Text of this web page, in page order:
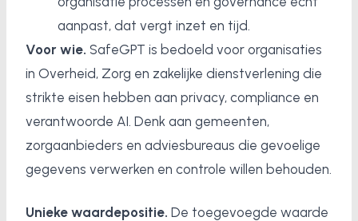
aanpast, dat vergt inzet en tijd.
Voor wie. SafeGPT is bedoeld voor organisaties
in Overheid, Zorg en zakelijke dienstverlening die
strikte eisen hebben aan privacy, compliance en
verantwoorde AI. Denk aan gemeenten,
zorgaanbieders en adviesbureaus die gevoelige
gegevens verwerken en controle willen behouden.
Unieke waardepositie. De toegevoegde waarde